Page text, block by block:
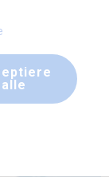
alle